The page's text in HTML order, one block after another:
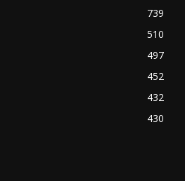
739
510
497
452
432
430